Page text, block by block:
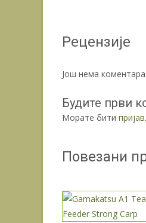
Рецензије
Још нема коментара.
Будите први
Морате бити
Повезани